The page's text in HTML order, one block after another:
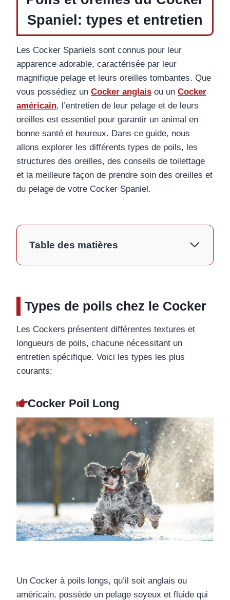
Spaniel: types et entretien
Les Cocker Spaniels sont connus pour leur
apparence adorable, caractérisée par leur
magnifique pelage et leurs oreilles tombantes. Que
vous possédiez un Cocker anglais ou un Cocker
américain, l’entretien de leur pelage et de leurs
oreilles est essentiel pour garantir un animal en
bonne santé et heureux. Dans ce guide, nous
allons explorer les différents types de poils, les
structures des oreilles, des conseils de toilettage
et la meilleure façon de prendre soin des oreilles et
du pelage de votre Cocker Spaniel.
Table des matières
Types de poils chez le Cocker
Les Cockers présentent différentes textures et
longueurs de poils, chacune nécessitant un
entretien spécifique. Voici les types les plus
courants:
Cocker Poil Long
Un Cocker à poils longs, qu’il soit anglais ou
américain, possède un pelage soyeux et fluide qui